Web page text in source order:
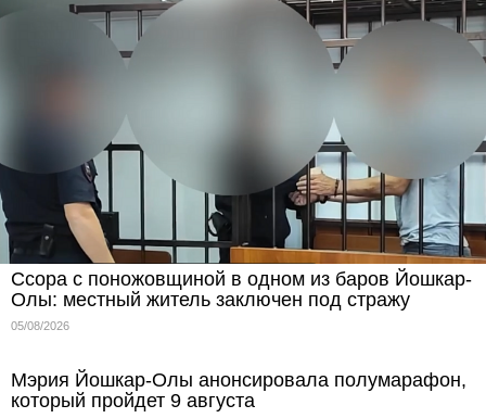
Ссора с поножовщиной в одном из баров Йошкар-
Олы: местный житель заключен под стражу
05/08/2026
Мэрия Йошкар-Олы анонсировала полумарафон,
который пройдет 9 августа